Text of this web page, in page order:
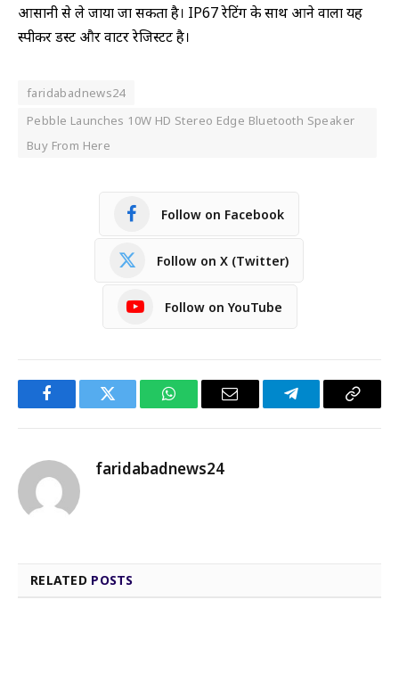
आसानी से ले जाया जा सकता है। IP67 रेटिंग के साथ आने वाला यह
स्पीकर डस्ट और वाटर रेजिस्टेंट है।
faridabadnews24
Pebble Launches 10W HD Stereo Edge Bluetooth Speaker
Buy From Here
Follow on Facebook
Follow on X (Twitter)
Follow on YouTube
FacebookTwitter WhatsAppEmail TelegramCopy
faridabadnews24
RELATED POSTS